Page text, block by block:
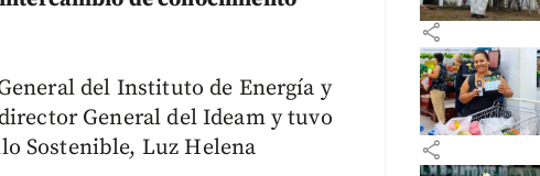
del Instituto de Energía y
General del Ideam y tuvo
Sostenible, Luz Helena
share
share